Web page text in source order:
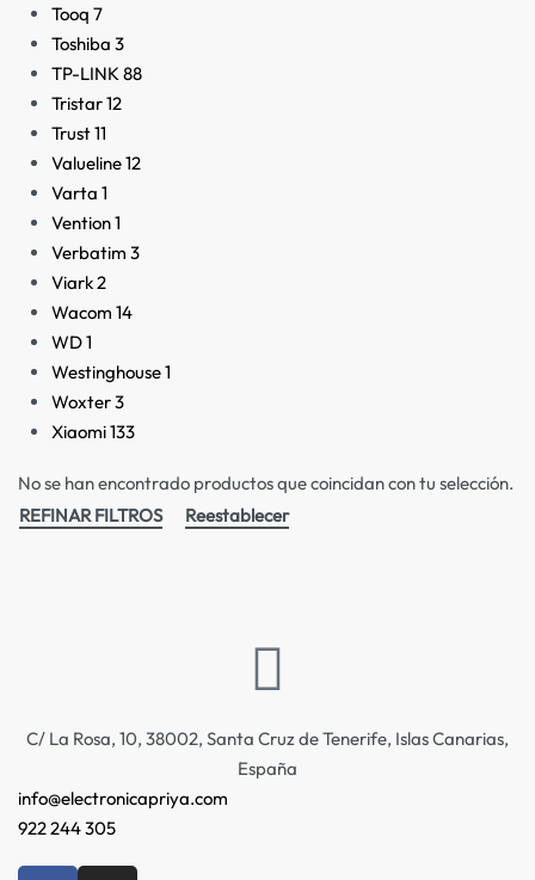
Tooq 7
Toshiba 3
TP-LINK 88
Tristar12
Trust11
Valueline12
Varta 1
Vention1
Verbatim 3
Viark2
Wacom 14
WD1
Westinghouse1
Woxter3
Xiaomi133
No se han encontrado productos que coincidan con tu selección.
REFINAR FILTROS
Reestablecer
C/ La Rosa, 10, 38002, Santa Cruz de Tenerife, Islas Canarias,
España
info@electronicapriya.com
922 244 305